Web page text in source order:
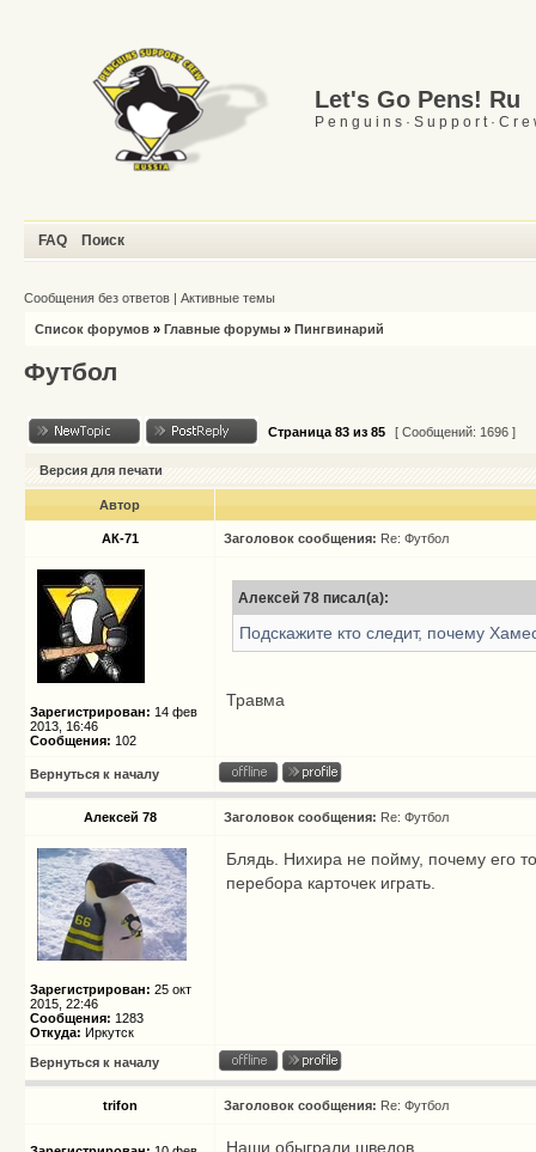
Let's Go Pens! Ru
P e n g u i n s · S u p p o r t · C r e
FAQ Поиск
Сообщения без ответов | Активные темы
Список форумов » Главные форумы » Пингвинарий
Футбол
Страница 83 из 85 [ Сообщений: 1696 ]
Версия для печати
Автор
АК-71 Заголовок сообщения: Re: Футбол
Зарегистрирован: 14 фев
2013, 16:46
Сообщения: 102
Алексей 78 писал(а):
Подскажите кто следит, почему
Травма
Вернуться к началу
Алексей 78 Заголовок сообщения: Re: Футбол
Зарегистрирован: 25 окт
2015, 22:46
Сообщения: 1283
Откуда: Иркутск
Блядь. Нихира не пойму, почему его
перебора карточек играть.
Вернуться к началу
trifon Заголовок сообщения: Re: Футбол
Наши обыграли шведов